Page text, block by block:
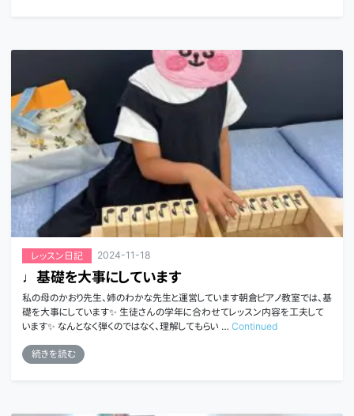
レッスン日記 2024-11-18
♩基礎を大事にしています
私の母のかおり先生、姉のわかな先生と運営しています朝倉ピアノ教室では、基
礎を大事にしています✨ 生徒さんの学年に合わせてレッスン内容を工夫して
います✨ なんとなく弾くのではなく、理解してもらい … Continued
続きを読む